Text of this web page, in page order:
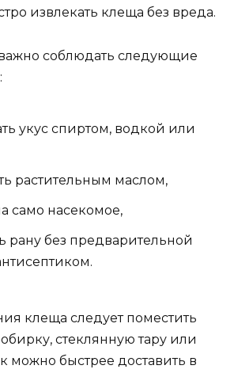
извлекать клеща без вреда.
соблюдать следующие
укус спиртом, водкой или
растительным маслом,
само насекомое,
рану без предварительной
клеща следует поместить
стеклянную тару или
можно быстрее доставить в